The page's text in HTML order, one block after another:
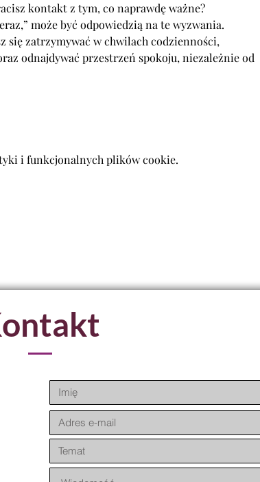
kontakt z tym, co naprawdę ważne?
może być odpowiedzią na te wyzwania.
się zatrzymywać w chwilach codzienności,
odnajdywać przestrzeń spokoju, niezależnie od
i funkcjonalnych plików cookie.